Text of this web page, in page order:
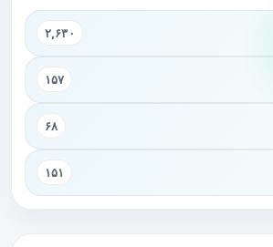
۲,۶۳۰
۱۵۷
۶۸
۱۵۱